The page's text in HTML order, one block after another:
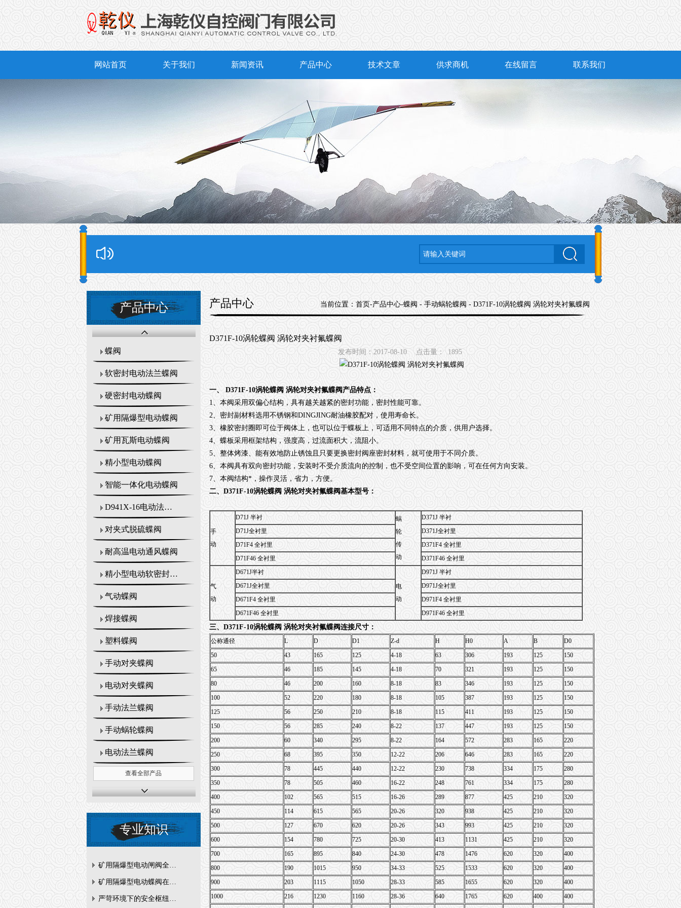
网站首页 关于我们 新闻资讯 产品中心 技术文章 供求商机 在线留言 联系我们
产品中心
蝶阀
软密封电动法兰蝶阀
硬密封电动蝶阀
矿用隔爆型电动蝶阀
矿用瓦斯电动蝶阀
精小型电动蝶阀
智能一体化电动蝶阀
D941X-16电动法兰式蝶阀
对夹式脱硫蝶阀
耐高温电动通风蝶阀
精小型电动软密封蝶阀
气动蝶阀
焊接蝶阀
塑料蝶阀
手动对夹蝶阀
电动对夹蝶阀
手动法兰蝶阀
手动蜗轮蝶阀
电动法兰蝶阀
查看全部产品
专业知识
矿用隔爆型电动闸阀全周期维护与故障排查要点
矿用隔爆型电动蝶阀在瓦斯管道控制中的防爆设计与安全标准解析
严苛环境下的安全枢纽：矿用隔爆型电动闸阀的技术剖析
产品中心 当前位置： 首页-产品中心-蝶阀- 手动蜗轮蝶阀 - D371F-10涡轮蝶阀 涡轮对夹衬氟蝶阀
D371F-10涡轮蝶阀 涡轮对夹衬氟蝶阀
发布时间：2017-08-10 点击量： 1895
一、 D371F-10涡轮蝶阀 涡轮对夹衬氟蝶阀 产品特点：
1、本阀采用双偏心结构，具有越关越紧的密封功能，密封性能可靠。
2、密封副材料选用不锈钢和DINGJING耐油橡胶配对，使用寿命长。
3、橡胶密封圈即可位于阀体上，也可以位于蝶板上，可适用不同特点的介质，供用户选择。
4、蝶板采用框架结构，强度高，过流面积大，流阻小。
5、整体烤漆、能有效地防止锈蚀且只要更换密封阀座密封材料，就可使用于不同介质。
6、本阀具有双向密封功能，安装时不受介质流向的控制，也不受空间位置的影响，可在任何方向安装。
7、本阀结构*，操作灵活，省力，方便。
二、 D371F-10涡轮蝶阀 涡轮对夹衬氟蝶阀基本型号：
手
动
D71J 半衬
蜗
轮
传
动
D371J 半衬
D71J全衬里
D371J全衬里
D71F4 全衬里
D371F4 全衬里
D71F46 全衬里
D371F46 全衬里
气
动
D671J半衬
电
动
D971J 半衬
D671J全衬里
D971J全衬里
D671F4 全衬里
D971F4 全衬里
D671F46 全衬里
D971F46 全衬里
三、 D371F-10涡轮蝶阀 涡轮对夹衬氟蝶阀连接尺寸：
公称通径 L D D1 Z-d H H0 A B
D0
50
43 165 125 4-18 63 306 193 125
150
65
46 185 145 4-18 70 321 193 125
150
80
46 200 160 8-18 83 346 193 125
150
100
52 220 180 8-18 105 387 193 125
150
125
56 250 210 8-18 115 411 193 125
150
150
56 285 240 8-22 137 447 193 125
150
200
60 340 295 8-22 164 572 283 165
220
250
68 395 350 12-22 206 646 283 165
220
300
78 445 440 12-22 230 738 334 175
280
350
78 505 460 16-22 248 761 334 175
280
400
102 565 515 16-26 289 877 425 210
320
450
114 615 565 20-26 320 938 425 210
320
500
127 670 620 20-26 343 993 425 210
320
600
154 780 725 20-30 413 1131 425 210
320
700
165 895 840 24-30 478 1476 620 320
400
800
190 1015 950 34-33 525 1533 620 320
400
900
203 1115 1050 28-33 585 1655 620 320
400
1000
216 1230 1160 28-36 640 1765 620 400
400